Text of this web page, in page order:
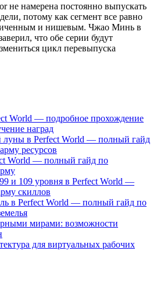
не намерена постоянно выпускать
потому как сегмент все равно
и нишевым. Чжао Минь в
что обе серии будут
цикл перевыпуска
World — подробное прохождение
наград
луны в Perfect World — полный гайд
ресурсов
World — полный гайд по
и 109 уровня в Perfect World —
скиллов
в Perfect World — полный гайд по
мирами: возможности
для виртуальных рабочих